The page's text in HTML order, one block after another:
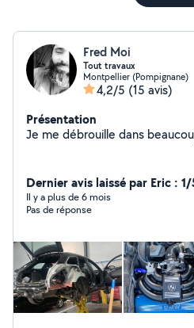
Fred Moi
Tout travaux
Montpellier (Pompignane)
4,2/5 (15 avis)
Présentation
Je me débrouille dans
Dernier avis laissé par Eric :
Il y a plus de 6 mois
Pas de réponse